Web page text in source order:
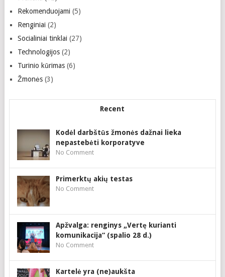
Rekomenduojami (5)
Renginiai (2)
Socialiniai tinklai (27)
Technologijos(2)
Turinio kūrimas(6)
Žmonės(3)
Recent
Kodėl darbštūs žmonės dažnai lieka
nepastebėti korporatyve
No Comment
Primerktų akių testas
No Comment
Apžvalga: renginys „Vertę kurianti
komunikacija“ (spalio 28 d.)
No Comment
Kartelė yra (ne)aukšta